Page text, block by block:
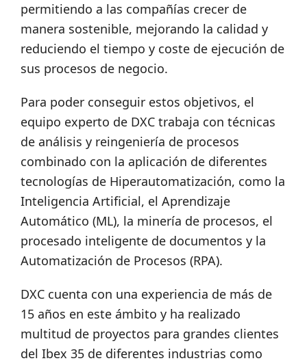
permitiendo a las compañías crecer de
manera sostenible, mejorando la calidad y
reduciendo el tiempo y coste de ejecución de
sus procesos de negocio.
Para poder conseguir estos objetivos, el
equipo experto de DXC trabaja con técnicas
de análisis y reingeniería de procesos
combinado con la aplicación de diferentes
tecnologías de Hiperautomatización, como la
Inteligencia Artificial, el Aprendizaje
Automático (ML), la minería de procesos, el
procesado inteligente de documentos y la
Automatización de Procesos (RPA).
DXC cuenta con una experiencia de más de
15 años en este ámbito y ha realizado
multitud de proyectos para grandes clientes
del Ibex 35 de diferentes industrias como